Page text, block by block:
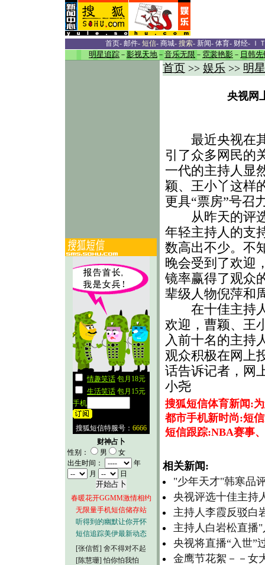
首页- 邮件- 短信- 商城- 搜索- 新闻- 体育- 财经- Ｉ
明星追踪 － 影视天地 － 音乐无限 － 霓裳艳影 － 日韩先
财神占卜
性别：
男
女
出生时间：
年
月
日
春暖花开GGMM激情相约
无限量手机短信储存站
听得到的幽默让你开怀
短信追踪美伊最新动态
[张信哲] 舍不得对不起
[陈慧珊] 怕你怕我怕
首页 >> 娱乐 >> 明
央视网
最近央视在其
引了众多网民的
一代的主持人显
颖、王小丫这样
更具“票房”号召
从昨天的评选
年轻主持人的支
数高出不少。不
晚会受到了欢迎
镜率赢得了观众
辈级人物倪萍和
在十佳主持人
欢迎，曹颖、王
入前十名的主持
观众积极在网上
话告诉记者，网
小尧
搜狐短信体育新闻:
都市手机新时尚:短
短信跟踪:NBA赛事
相关新闻:
"少年天才"韩寒品
央视评选十佳主持
主持人李霞反驳白
主持人白岩松直播
央视将直播“入世”
金鹰节花絮－－女